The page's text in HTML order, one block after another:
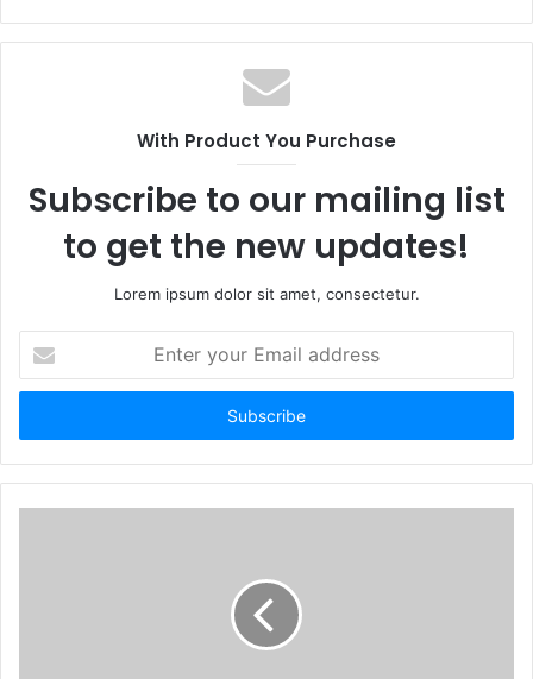
With Product You Purchase
Subscribe to our mailing list
to get the new updates!
Lorem ipsum dolor sit amet, consectetur.
your
Email